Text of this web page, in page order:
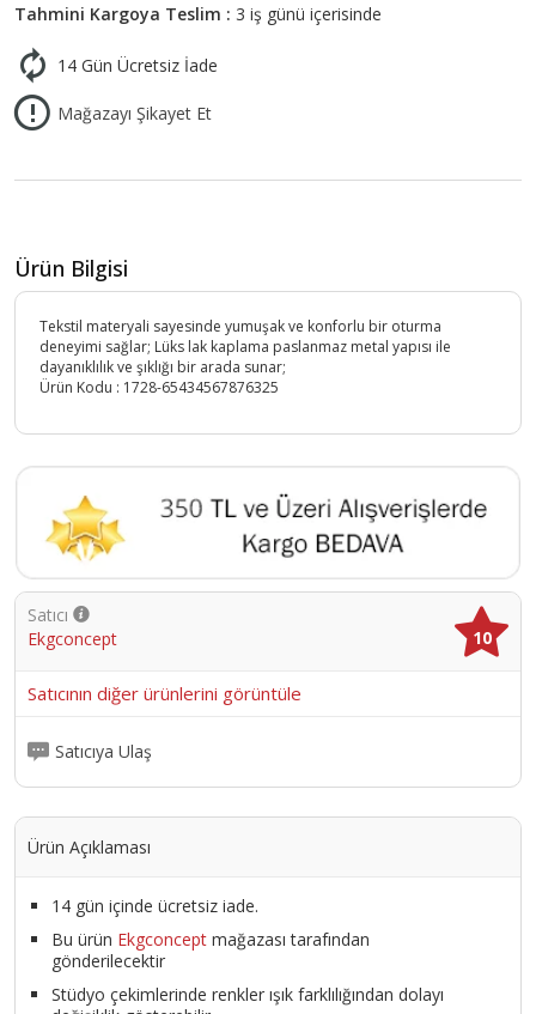
Tahmini Kargoya Teslim : 3 iş günü içerisinde
14 Gün Ücretsiz İade
Mağazayı Şikayet Et
Ürün Bilgisi
Tekstil materyali sayesinde yumuşak ve konforlu bir oturma
deneyimi sağlar; Lüks lak kaplama paslanmaz metal yapısı ile
dayanıklılık ve şıklığı bir arada sunar;
Ürün Kodu : 1728-65434567876325
Satıcı
Ekgconcept
10
Satıcının diğer ürünlerini görüntüle
Satıcıya Ulaş
Ürün Açıklaması
14 gün içinde ücretsiz iade.
Bu ürün Ekgconcept mağazası tarafından
gönderilecektir
Stüdyo çekimlerinde renkler ışık farklılığından dolayı